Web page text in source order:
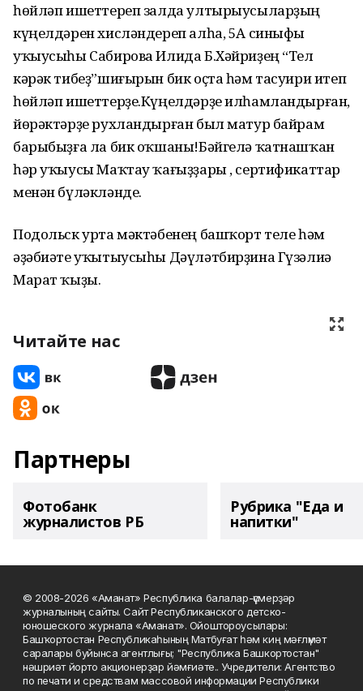
һөйләп ишеттереп залда ултырыусыларҙың
күңелдәрен хисләндереп алһа, 5А синыфы
уҡыусыһы Сабирова Илида Б.Хәйриҙең “Тел
кәрәк тибеҙ”шиғырын бик оҫта һәм тасуири итеп
һөйләп ишеттерҙе.Күңелдәрҙе илһамландырған,
йөрәктәрҙе рухландырған был матур байрам
барыбыҙға ла бик оҡшаны!Бәйгелә ҡатнашҡан
һәр уҡыусы Маҡтау ҡағыҙҙары , сертификаттар
менән бүләкләнде.
Подольск урта мәктәбенең башҡорт теле һәм
әҙәбиәте уҡытыусыһы Дәүләтбирҙина Гүзәлиә
Марат ҡыҙы.
Читайте нас
Партнеры
Фотобанк
журналистов РБ
Рубрика "Еда и
напитки"
© 2008-2026 «Аманат» Республика балалар-үҫмерҙәр
журналының сайты. Сайт Республиканского детско-
юношеского журнала «Аманат». Ойоштороусылары:
Башҡортостан Республикаһының Матбуғат һәм киң мәғлүмәт
саралары буйынса агентлығы; "Республика Башкортостан"
нәшриәт йорто акционерҙар йәмғиәте.. Учредители: Агентство
по печати и средствам массовой информации Республики